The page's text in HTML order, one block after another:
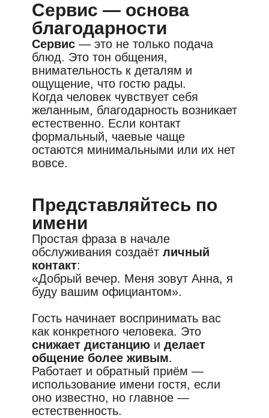
влияет на решение гостя оставить
чаевые.
Сервис — основа
благодарности
Сервис— это не только подача
блюд. Это тон общения,
внимательность к деталям и
ощущение, что гостю рады.
Когда человек чувствует себя
желанным, благодарность возникает
естественно. Если контакт
формальный, чаевые чаще
остаются минимальными или их нет
вовсе.
Представляйтесь по
имени
Простая фраза в начале
обслуживания создаёт личный
контакт:
«Добрый вечер. Меня зовут Анна, я
буду вашим официантом».
Гость начинает воспринимать вас
как конкретного человека. Это
снижает дистанциюи делает
общение более живым.
Работает и обратный приём —
использование имени гостя, если
оно известно, но главное —
естественность.